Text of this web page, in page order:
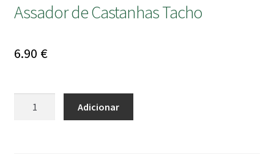
Assador de Castanhas Tacho
6.90 €
Adicionar